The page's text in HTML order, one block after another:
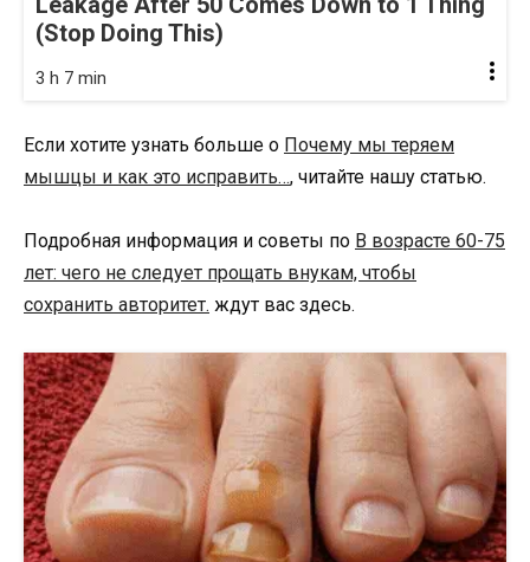
(Stop Doing This)
3 h 7 min
Если хотите узнать больше о Почему мы теряем
мышцы и как это исправить…, читайте нашу статью.
Подробная информация и советы по В возрасте 60-75
лет: чего не следует прощать внукам, чтобы
сохранить авторитет. ждут вас здесь.